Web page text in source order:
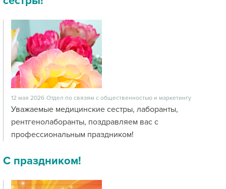
12 мая 2026 Отдел по связям с общественностью и маркетингу
Уважаемые медицинские сестры, лаборанты,
рентгенолаборанты, поздравляем вас с
профессиональным праздником!
С праздником!